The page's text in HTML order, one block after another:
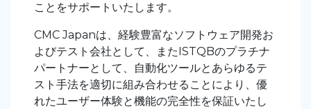
ことをサポートいたします。
CMC Japanは、経験豊富なソフトウェア開発お
よびテスト会社として、またISTQBのプラチナ
パートナーとして、自動化ツールとあらゆるテ
スト手法を適切に組み合わせることにより、優
れたユーザー体験と機能の完全性を保証いたし